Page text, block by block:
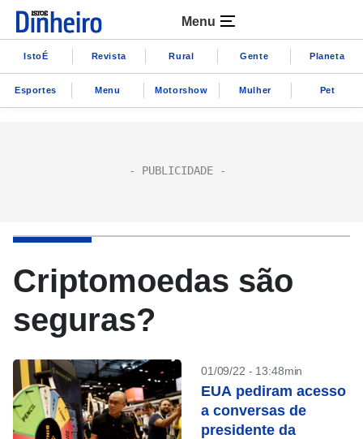
Menu
IstoÉ Revista Rural Gente Planeta
Esportes Menu Motorshow Mulher Pet
Criptomoedas são
seguras?
01/09/22 - 13:48min
EUA pediram acesso
a conversas de
presidente da